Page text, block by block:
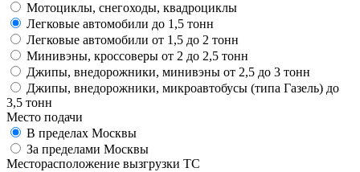
Мотоциклы, снегоходы, квадроциклы
Легковые автомобили до 1,5 тонн
Легковые автомобили от 1,5 до 2 тонн
Минивэны, кроссоверы от 2 до 2,5 тонн
Джипы, внедорожники, минивэны от 2,5 до 3 тонн
Джипы, внедорожники, микроавтобусы (типа Газель) до
3,5 тонн
Место подачи
В пределах Москвы
За пределами Москвы
Месторасположение вызгрузки ТС